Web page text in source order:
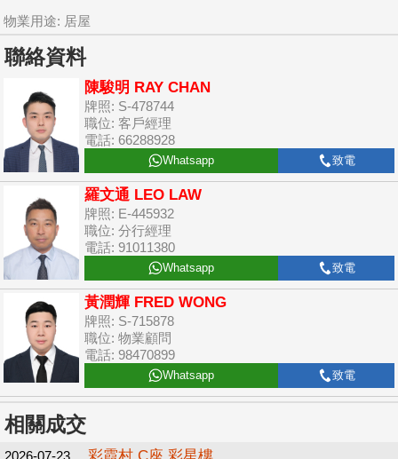
物業用途: 居屋
聯絡資料
陳駿明 RAY CHAN
牌照: S-478744
職位: 客戶經理
電話: 66288928
Whatsapp 致電
羅文通 LEO LAW
牌照: E-445932
職位: 分行經理
電話: 91011380
Whatsapp 致電
黃潤輝 FRED WONG
牌照: S-715878
職位: 物業顧問
電話: 98470899
Whatsapp 致電
相關成交
2026-07-23